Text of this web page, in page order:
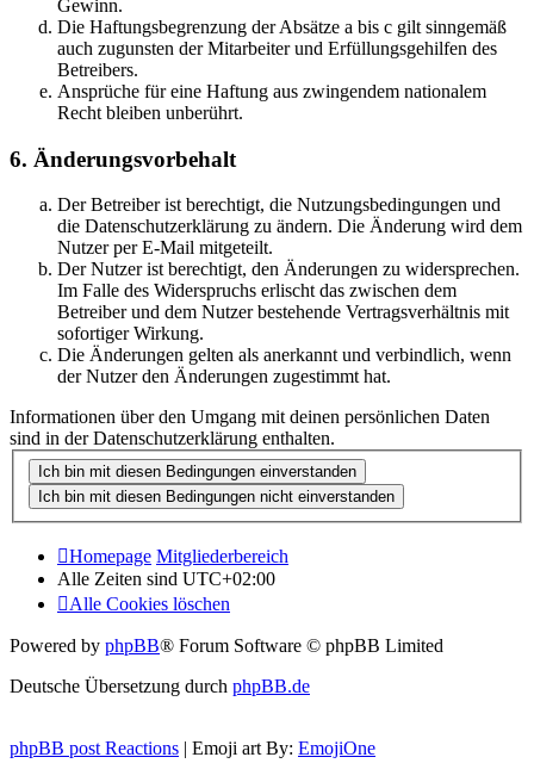
Gewinn.
Die Haftungsbegrenzung der Absätze a bis c gilt sinngemäß
auch zugunsten der Mitarbeiter und Erfüllungsgehilfen des
Betreibers.
Ansprüche für eine Haftung aus zwingendem nationalem
Recht bleiben unberührt.
6. Änderungsvorbehalt
Der Betreiber ist berechtigt, die Nutzungsbedingungen und
die Datenschutzerklärung zu ändern. Die Änderung wird dem
Nutzer per E-Mail mitgeteilt.
Der Nutzer ist berechtigt, den Änderungen zu widersprechen.
Im Falle des Widerspruchs erlischt das zwischen dem
Betreiber und dem Nutzer bestehende Vertragsverhältnis mit
sofortiger Wirkung.
Die Änderungen gelten als anerkannt und verbindlich, wenn
der Nutzer den Änderungen zugestimmt hat.
Informationen über den Umgang mit deinen persönlichen Daten
sind in der Datenschutzerklärung enthalten.
Homepage Mitgliederbereich
Alle Zeiten sind UTC+02:00
Alle Cookies löschen
Powered by phpBB® Forum Software © phpBB Limited
Deutsche Übersetzung durch phpBB.de
phpBB post Reactions | Emoji art By: EmojiOne